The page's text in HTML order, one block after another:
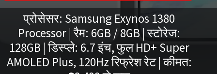
प्रोसेसर: Samsung Exynos 1380
Processor | रैम: 6GB / 8GB | स्टोरेज:
128GB | डिस्प्ले: 6.7 इंच, फुल HD+ Super
AMOLED Plus, 120Hz रिफ्रेश रेट | कीमत: